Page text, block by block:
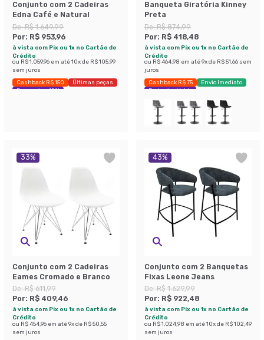
Conjunto com 2 Cadeiras
Edna Café e Natural
De:R$ 1.649,99
Por: R$ 953,96
à vista com Pix ou 1x no Cartão de
Crédito
ou R$ 1.059,96 em até10x de R$ 105,99
sem juros
Cashback R$ 150
Últimas peças
Economize 42%
Banqueta Giratória Kinney
Preta
De:R$ 874,99
Por: R$ 418,48
à vista com Pix ou 1x no Cartão de
Crédito
ou R$ 464,98 em até9x de R$ 51,66 sem
juros
Cashback R$ 75
Envio Imediato
Exclusivo Mobly
33%
Conjunto com 2 Cadeiras
Eames Cromado e Branco
De:R$ 611,99
Por: R$ 409,46
à vista com Pix ou 1x no Cartão de
Crédito
ou R$ 454,96 em até9x de R$ 50,55
sem juros
43%
Conjunto com 2 Banquetas
Fixas Leone Jeans
De:R$ 1.629,99
Por: R$ 922,48
à vista com Pix ou 1x no Cartão de
Crédito
ou R$ 1.024,98 em até10x de R$ 102,49
sem juros